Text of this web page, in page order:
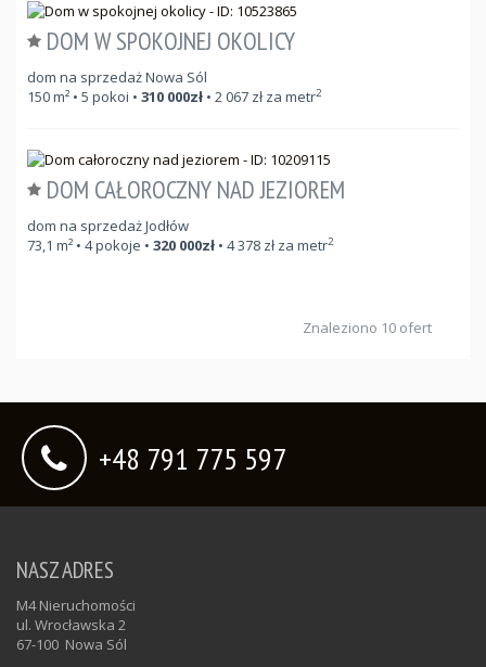
DOM W SPOKOJNEJ OKOLICY
dom na sprzedaż Nowa Sól
150m² • 5 pokoi • 310 000zł • 2 067 zł za metr2
DOM CAŁOROCZNY NAD JEZIOREM
dom na sprzedaż Jodłów
73,1 m² • 4 pokoje • 320 000zł • 4 378 zł za metr2
Znaleziono 10 ofert
+48 791 775 597
NASZ ADRES
M4 Nieruchomości
ul. Wrocławska 2
67-100 Nowa Sól